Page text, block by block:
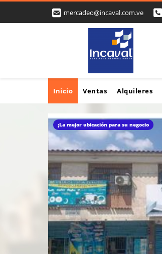
mercadeo@incaval.com.ve
Inicio Ventas Alquileres
¡La mejor ubicación para su negocio